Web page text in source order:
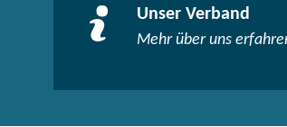
Unser Verband
Mehr über uns